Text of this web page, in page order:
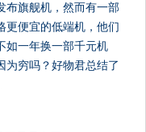
布旗舰机，然而有一部
更便宜的低端机，他们
如一年换一部千元机
为穷吗？好物君总结了